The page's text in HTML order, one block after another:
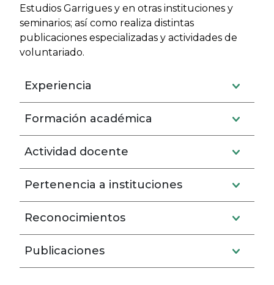
Estudios Garrigues y en otras instituciones y
seminarios; así como realiza distintas
publicaciones especializadas y actividades de
voluntariado.
Experiencia
Formación académica
Actividad docente
Pertenencia a instituciones
Reconocimientos
Publicaciones